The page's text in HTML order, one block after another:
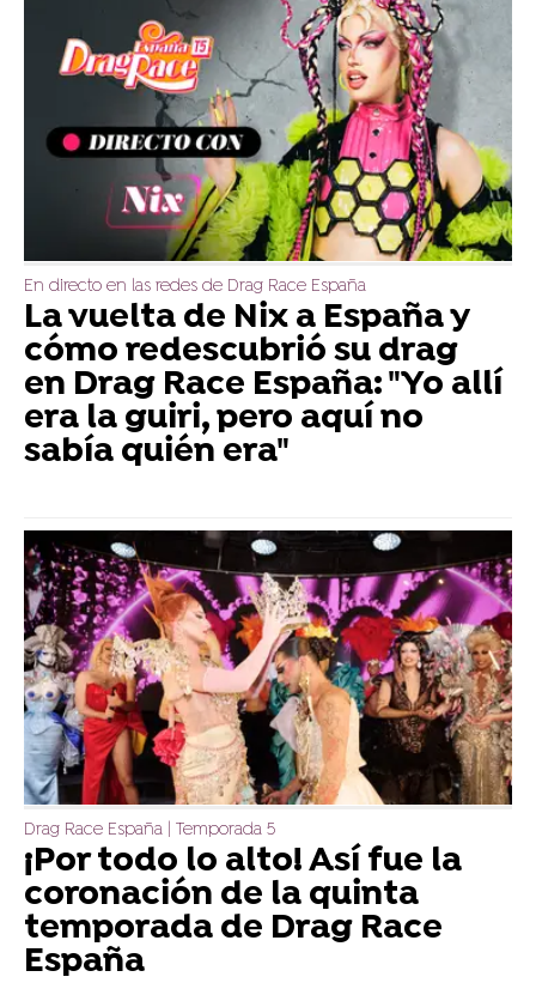
En directo en las redes de Drag Race España
La vuelta de Nix a España y
cómo redescubrió su drag
en Drag Race España: "Yo allí
era la guiri, pero aquí no
sabía quién era"
Drag Race España | Temporada 5
¡Por todo lo alto! Así fue la
coronación de la quinta
temporada de Drag Race
España